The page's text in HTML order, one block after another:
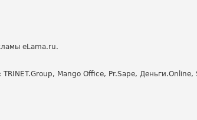
eLama.ru.
Mango Office, Pr.Sape, Деньги.Online,